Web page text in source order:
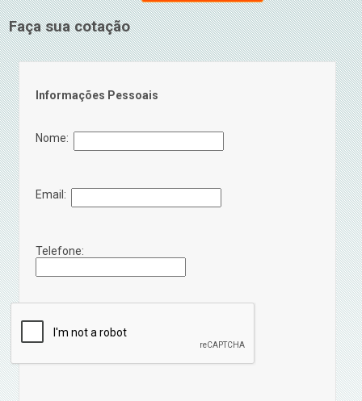
Faça sua cotação
Informações Pessoais
Nome:
Email:
Telefone: